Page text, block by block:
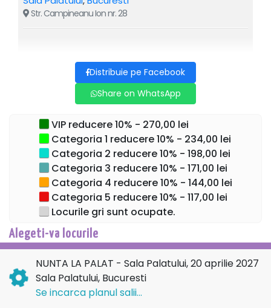
unde tradiția se împletește perfect cu eleganța unui
eveniment de gală.
Vă invităm să luați parte la o „nuntă” cum nu s-a mai văzut,
într-o seară de neuitat la Sala Palatului! 💫
MIRI : VALENTIN SANFIRA & MARCELA FOTA
NASI: NICU PALERU & VLADUTA LUPAU
SOCRI MARI: CONSTANTIN ENCEANU & STELIANA
SIMA
SOCRI MICI: GHITA MUNTEANU & MARIANA IONESCU
CAPITANESCU
Socri Mari și Socri Mici sponsorizează Nunta cu 10 %
Vip300- 270
Categoria 1
Str. Campineanu Ion nr. 28
Distribuie pe Facebook
Share on WhatsApp
VIP reducere 10% - 270,00 lei
Categoria 1 reducere 10% - 234,00 lei
Categoria 2 reducere 10% - 198,00 lei
Categoria 3 reducere 10% - 171,00 lei
Categoria 4 reducere 10% - 144,00 lei
Categoria 5 reducere 10% - 117,00 lei
Locurile gri sunt ocupate.
Alegeti-va locurile
NUNTA LA PALAT - Sala Palatului, 20 aprilie 2027
Sala Palatului, Bucuresti
Se incarca planul salii...